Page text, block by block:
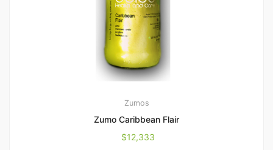
Zumos
Zumo Caribbean Flair
$12,333